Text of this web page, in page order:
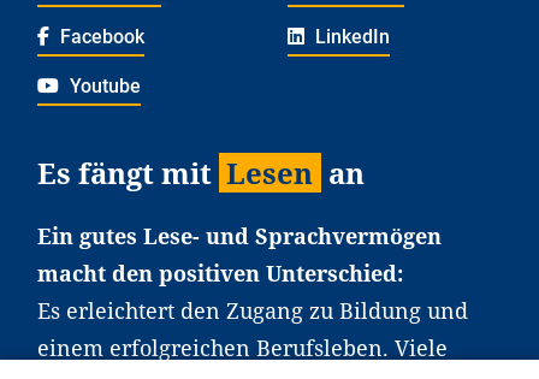
Facebook LinkedIn
Youtube
Es fängt mit Lesen an
Ein gutes Lese- und Sprachvermögen
macht den positiven Unterschied:
Es erleichtert den Zugang zu Bildung und
einem erfolgreichen Berufsleben. Viele